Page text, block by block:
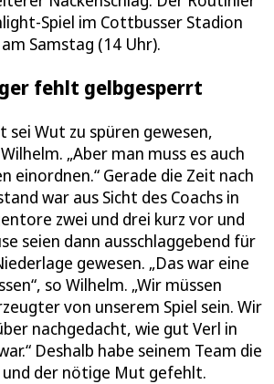
Spiel im Cottbusser Stadion
Samstag (14 Uhr).
fehlt gelbgesperrt
sei Wut zu spüren gewesen,
„Aber man muss es auch
einordnen.“ Gerade die Zeit nach
war aus Sicht des Coachs in
zwei und drei kurz vor und
seien dann ausschlaggebend für
gewesen. „Das war eine
so Wilhelm. „Wir müssen
von unserem Spiel sein. Wir
nachgedacht, wie gut Verl in
Deshalb habe seinem Team die
der nötige Mut gefehlt.